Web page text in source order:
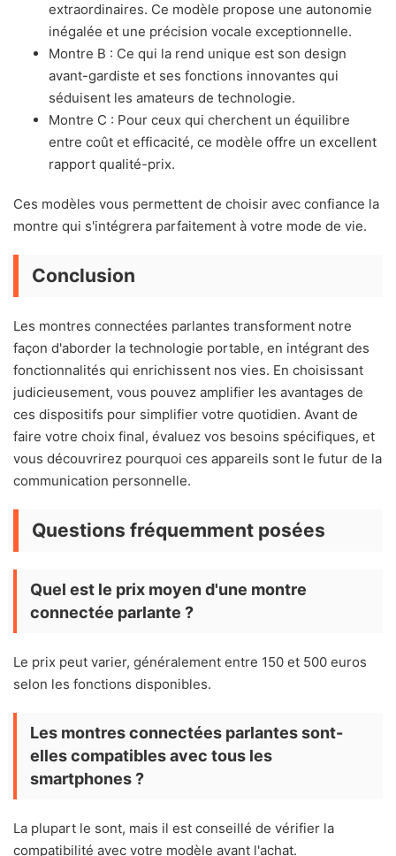
extraordinaires. Ce modèle propose une autonomie
inégalée et une précision vocale exceptionnelle.
Montre B : Ce qui la rend unique est son design
avant-gardiste et ses fonctions innovantes qui
séduisent les amateurs de technologie.
Montre C : Pour ceux qui cherchent un équilibre
entre coût et efficacité, ce modèle offre un excellent
rapport qualité-prix.
Ces modèles vous permettent de choisir avec confiance la
montre qui s'intégrera parfaitement à votre mode de vie.
Conclusion
Les montres connectées parlantes transforment notre
façon d'aborder la technologie portable, en intégrant des
fonctionnalités qui enrichissent nos vies. En choisissant
judicieusement, vous pouvez amplifier les avantages de
ces dispositifs pour simplifier votre quotidien. Avant de
faire votre choix final, évaluez vos besoins spécifiques, et
vous découvrirez pourquoi ces appareils sont le futur de la
communication personnelle.
Questions fréquemment posées
Quel est le prix moyen d'une montre
connectée parlante ?
Le prix peut varier, généralement entre 150 et 500 euros
selon les fonctions disponibles.
Les montres connectées parlantes sont-
elles compatibles avec tous les
smartphones ?
La plupart le sont, mais il est conseillé de vérifier la
compatibilité avec votre modèle avant l'achat.